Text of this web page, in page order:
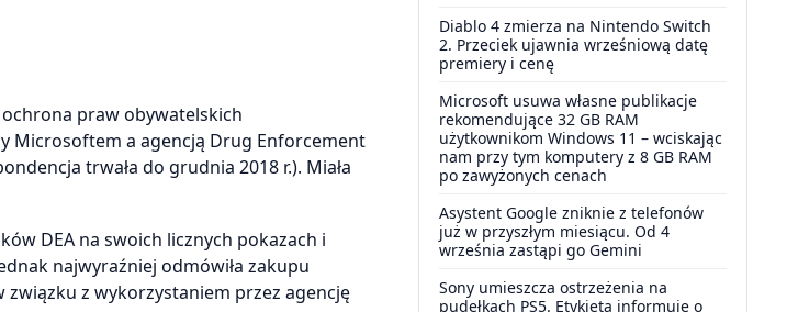
praw obywatelskich
Microsoftem a agencją Drug Enforcement
trwała do grudnia 2018 r.). Miała
DEA na swoich licznych pokazach i
najwyraźniej odmówiła zakupu
związku z wykorzystaniem przez agencję
Diablo 4 zmierza na Nintendo Switch
2. Przeciek ujawnia wrześniową datę
premiery i cenę
Microsoft usuwa własne publikacje
rekomendujące 32 GB RAM
użytkownikom Windows 11 – wciskając
nam przy tym komputery z 8 GB RAM
po zawyżonych cenach
Asystent Google zniknie z telefonów
już w przyszłym miesiącu. Od 4
września zastąpi go Gemini
Sony umieszcza ostrzeżenia na
pudełkach PS5. Etykieta informuje o